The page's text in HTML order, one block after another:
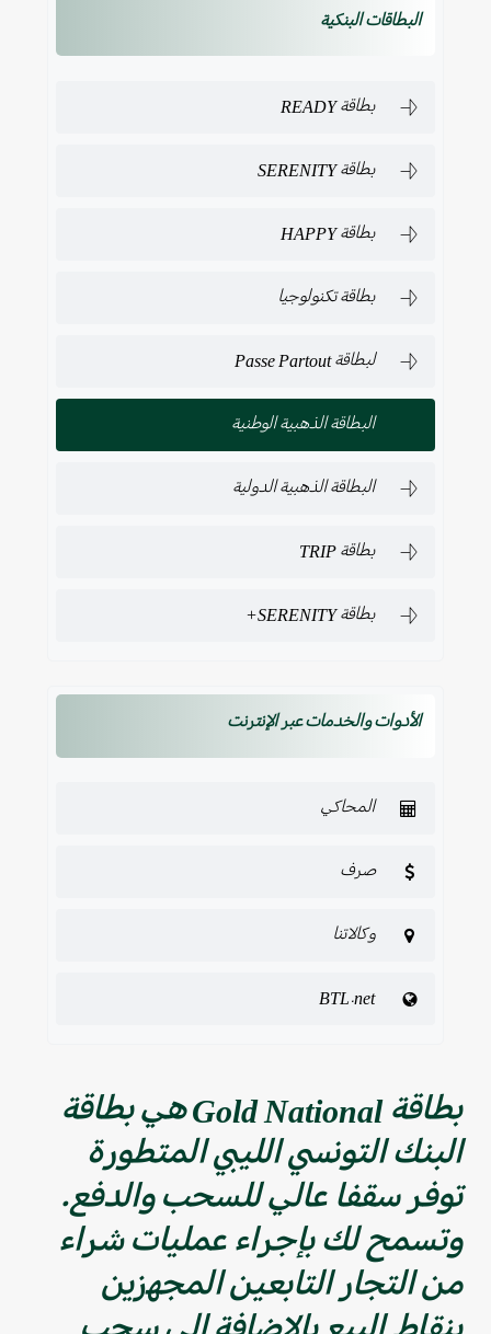
البطاقات البنكية
بطاقة READY
بطاقة SERENITY
بطاقة HAPPY
بطاقة تكنولوجيا
لبطاقة Passe Partout
البطاقة الذهبية الوطنية
البطاقة الذهبية الدولية
بطاقة TRIP
بطاقة SERENITY+
الأدوات والخدمات عبر الإنترنت
المحاكي
صرف
وكالاتنا
BTL.net
بطاقة Gold National هي بطاقة
البنك التونسي الليبي المتطورة
توفر سقفا عالي للسحب والدفع.
وتسمح لك بإجراء عمليات شراء
من التجار التابعين المجهزين